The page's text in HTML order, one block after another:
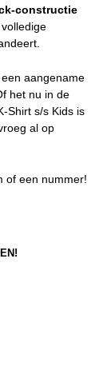
constructie
aangename
het nu in de
Shirt s/s Kids is
al op
of een nummer!